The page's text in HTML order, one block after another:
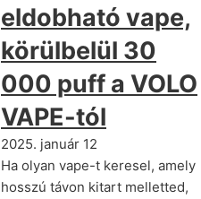
eldobható vape,
körülbelül 30
000 puff a VOLO
VAPE-tól
2025. január 12
Ha olyan vape-t keresel, amely
hosszú távon kitart melletted,